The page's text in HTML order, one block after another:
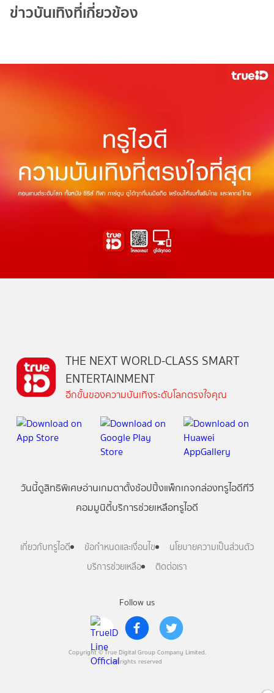
ข่าวบันเทิงที่เกี่ยวข้อง
Follow us
Copyright © True Digital Group Company Limited.
All rights reserved
THE NEXT WORLD-CLASS SMART
ENTERTAINMENT
อีกขั้นของความบันเทิงระดับโลกตรงใจคุณ
วันนี้ดูสิทธิพิเศษอ่านเกมตาตั้งช้อปปิ้งแพ็กเกจกล่องทรูไอดีทีวี
คอมมูนิตี้บริการช่วยเหลือทรูไอดี
เกี่ยวกับทรูไอดี ข้อกำหนดและเงื่อนไข
นโยบายความเป็นส่วนตัว
บริการช่วยเหลือ
ติดต่อเรา